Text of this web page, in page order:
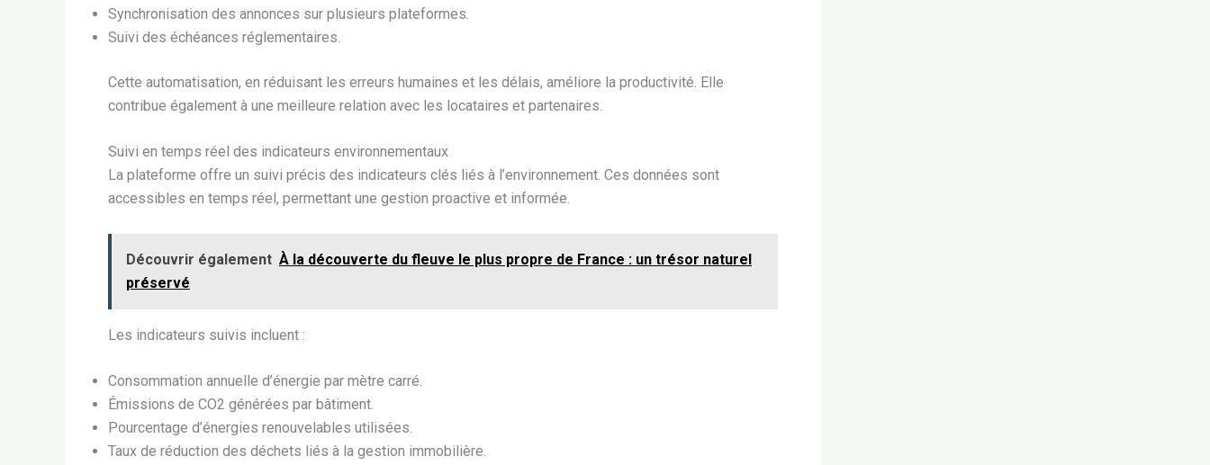
Synchronisation des annonces sur plusieurs plateformes.
Suivi des échéances réglementaires.
Cette automatisation, en réduisant les erreurs humaines et les délais, améliore la productivité. Elle
contribue également à une meilleure relation avec les locataires et partenaires.
Suivi en temps réel des indicateurs environnementaux
La plateforme offre un suivi précis des indicateurs clés liés à l’environnement. Ces données sont
accessibles en temps réel, permettant une gestion proactive et informée.
Découvrir également À la découverte du fleuve le plus propre de France : un trésor naturel
préservé
Les indicateurs suivis incluent :
Consommation annuelle d’énergie par mètre carré.
Émissions de CO2 générées par bâtiment.
Pourcentage d’énergies renouvelables utilisées.
Taux de réduction des déchets liés à la gestion immobilière.